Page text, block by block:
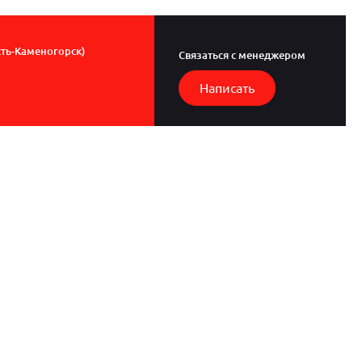
Каменогорск) Связаться с менеджером
Написать